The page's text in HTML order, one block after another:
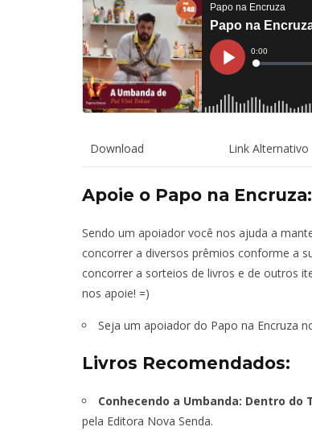
Download Link Alternativo
Apoie o Papo na Encruza:
Sendo um apoiador você nos ajuda a
concorrer a diversos prêmios conforme a
concorrer a sorteios de livros e de outros
nos apoie! =)
Seja um apoiador do Papo na Encruza
Livros Recomendados:
Conhecendo a Umbanda: Dentro do
pela Editora Nova Senda.
TÁ